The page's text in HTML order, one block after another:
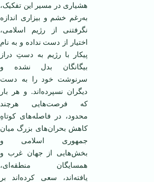
هشیاری در مسیر این تفکیک،
به‌رغم خشم و بیزاری اندازه
نگرفتنی از رژیم اسلامی،
اختیار از دست نداده‌ و به نام
پیکار با رژیم به دستِ دراز
بیگانگان بدل نشده‌‌ و
سرنوشت خود را به دست
دیگران نسپرده‌اند. و هر بار
که فرصت‌هایی هرچند
محدود، در فاصله‌های کوتاهِ
کاهش بحران‌های بزرگ میان
جمهوری اسلامی و
بخش‌هایی از جهان غرب و
همسایگان منطقه‌ای،
یافته‌اند، سعی کرده‌اند بر